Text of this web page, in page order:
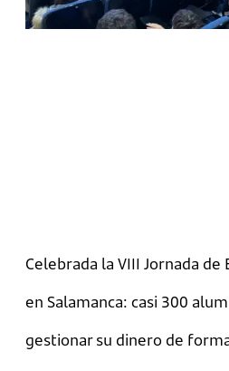
Celebrada la VIII Jornada de
en Salamanca: casi 300
gestionar su dinero de